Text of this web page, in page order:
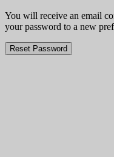
You will receive an email
your password to a new